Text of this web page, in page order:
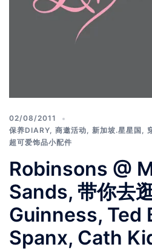
02/08/2011
保养DIARY 商邀活动 新加坡.星星国
超可爱饰品小配件
Robinsons @
Sands, 带你去
Guinness, Ted
Spanx, Cath